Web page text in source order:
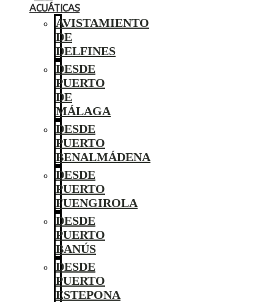
ACUÁTICAS
AVISTAMIENTO
DE
DELFINES
DESDE
PUERTO
DE
MÁLAGA
DESDE
PUERTO
BENALMÁDENA
DESDE
PUERTO
FUENGIROLA
DESDE
PUERTO
BANÚS
DESDE
PUERTO
ESTEPONA